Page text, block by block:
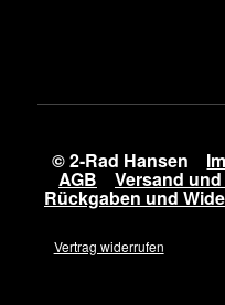
© 2-Rad Hansen
AGB Versand
Rückgaben und
Vertrag widerrufen